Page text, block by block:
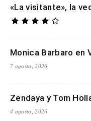
«La visitante», la
Monica Barbaro en
7 agosto, 2026
Zendaya y Tom
4 agosto, 2026